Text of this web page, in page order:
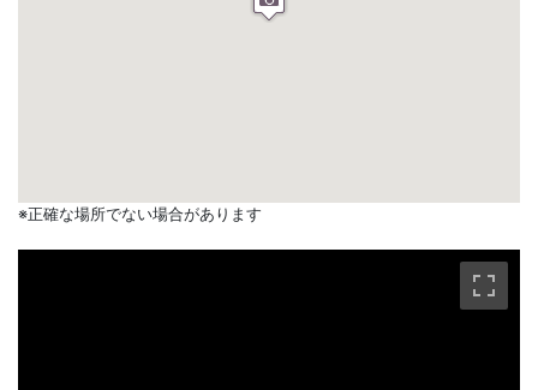
※正確な場所でない場合があります